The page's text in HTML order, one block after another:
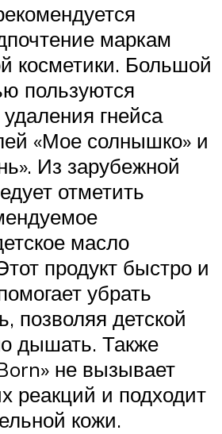
маркам
косметики. Большой
пользуются
гнейса
«Мое солнышко» и
Из зарубежной
отметить
масло
продукт быстро и
убрать
позволяя детской
дышать. Также
не вызывает
реакций и подходит
кожи.